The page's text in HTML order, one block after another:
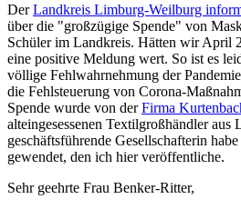
DerLandkreis Limburg-Weilburg
über die "großzügige Spende" von
Schüler im Landkreis. Hätten wir April
eine positive Meldung wert. So ist es
völlige Fehlwahrnehmung der
die Fehlsteuerung von Corona-
Spende wurde von derFirma
alteingesessenen Textilgroßhändler aus
geschäftsführende Gesellschafterin
gewendet, den ich hier veröffentliche.
Sehr geehrte Frau Benker-Ritter,